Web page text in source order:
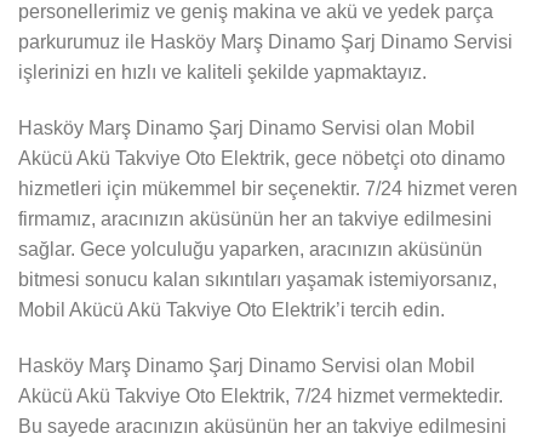
personellerimiz ve geniş makina ve akü ve yedek parça
parkurumuz ile Hasköy Marş Dinamo Şarj Dinamo Servisi
işlerinizi en hızlı ve kaliteli şekilde yapmaktayız.
Hasköy Marş Dinamo Şarj Dinamo Servisi olan Mobil
Akücü Akü Takviye Oto Elektrik, gece nöbetçi oto dinamo
hizmetleri için mükemmel bir seçenektir. 7/24 hizmet veren
firmamız, aracınızın aküsünün her an takviye edilmesini
sağlar. Gece yolculuğu yaparken, aracınızın aküsünün
bitmesi sonucu kalan sıkıntıları yaşamak istemiyorsanız,
Mobil Akücü Akü Takviye Oto Elektrik’i tercih edin.
Hasköy Marş Dinamo Şarj Dinamo Servisi olan Mobil
Akücü Akü Takviye Oto Elektrik, 7/24 hizmet vermektedir.
Bu sayede aracınızın aküsünün her an takviye edilmesini